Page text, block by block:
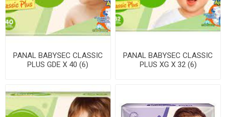
PANAL BABYSEC CLASSIC
PLUS GDE X 40 (6)
PANAL BABYSEC CLASSIC
PLUS XG X 32 (6)